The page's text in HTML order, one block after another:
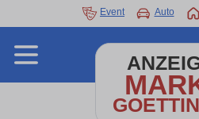
Event Auto